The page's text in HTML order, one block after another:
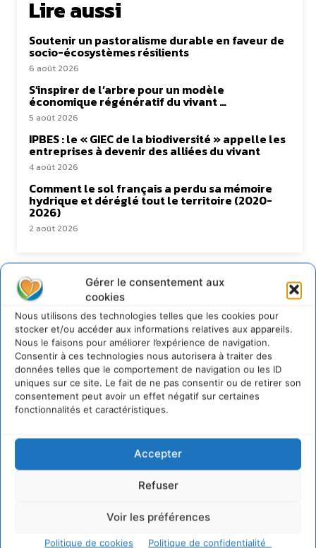
Gérer le consentement aux
cookies
Nous utilisons des technologies telles que les cookies pour
stocker et/ou accéder aux informations relatives aux appareils.
Nous le faisons pour améliorer l’expérience de navigation.
Consentir à ces technologies nous autorisera à traiter des
données telles que le comportement de navigation ou les ID
uniques sur ce site. Le fait de ne pas consentir ou de retirer son
consentement peut avoir un effet négatif sur certaines
fonctionnalités et caractéristiques.
Accepter
Refuser
Voir les préférences
Politique de cookies Politique de confidentialité
Lire aussi
Soutenir un pastoralisme durable en faveur de
socio-écosystèmes résilients
6 août 2026
S’inspirer de l’arbre pour un modèle
économique régénératif du vivant …
5 août 2026
IPBES : le « GIEC de la biodiversité » appelle les
entreprises à devenir des alliées du vivant
4 août 2026
Comment le sol français a perdu sa mémoire
hydrique et déréglé tout le territoire (2020-
2026)
2 août 2026
Newsletter
JE M'ABONNE